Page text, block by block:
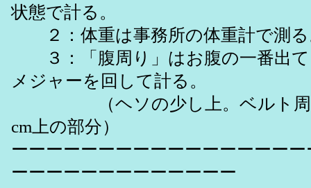
状態で計る。
２：体重は事務所の体重計で測る
３：「腹周り」はお腹の一番出て
メジャーを回して計る。
（ヘソの少し上。ベルト周り
cm上の部分）
ーーーーーーーーーーーーーーーー
ーーーーーーーーーーーーー